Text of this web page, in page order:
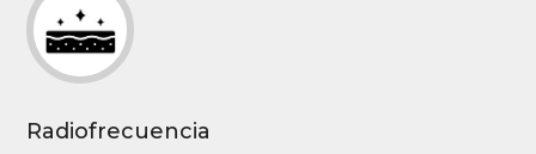
Radiofrecuencia